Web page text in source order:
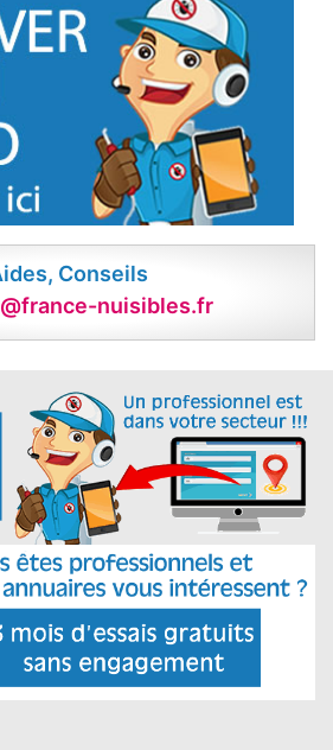
Conseils
nuisibles.fr